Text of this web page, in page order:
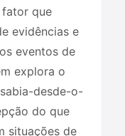
que
evidências e
eventos de
explora o
desde-o-
do que
situações de